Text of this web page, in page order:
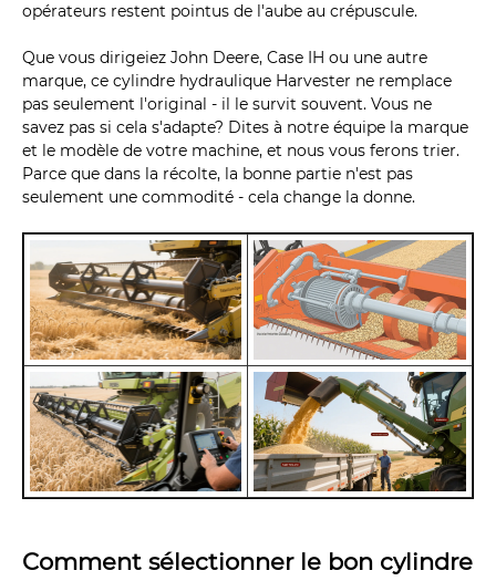
opérateurs restent pointus de l'aube au crépuscule.
Que vous dirigeiez John Deere, Case IH ou une autre
marque, ce cylindre hydraulique Harvester ne remplace
pas seulement l'original - il le survit souvent. Vous ne
savez pas si cela s'adapte? Dites à notre équipe la marque
et le modèle de votre machine, et nous vous ferons trier.
Parce que dans la récolte, la bonne partie n'est pas
seulement une commodité - cela change la donne.
Comment sélectionner le bon cylindre